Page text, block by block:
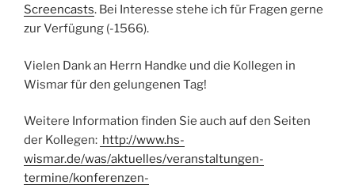
Screencasts. Bei Interesse stehe ich für Fragen gerne
zur Verfügung (-1566).
Vielen Dank an Herrn Handke und die Kollegen in
Wismar für den gelungenen Tag!
Weitere Information finden Sie auch auf den Seiten
der Kollegen: http://www.hs-
wismar.de/was/aktuelles/veranstaltungen-
termine/konferenzen-